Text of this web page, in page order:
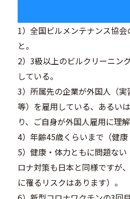
1）全国ビルメンテナンス協
と。
2）3級以上のビルクリーニン
している。
3）所属先の企業が外国人（
等）を雇用している、あるい
り、ご自身が外国人雇用に理
4）年齢45歳くらいまで（健康
5）健康・体力ともに問題な
ロナ対策も日本と同様ですが
に罹るリスクはあります）。